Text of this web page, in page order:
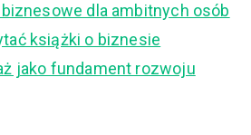
dla ambitnych osób
książki o biznesie
jako fundament rozwoju